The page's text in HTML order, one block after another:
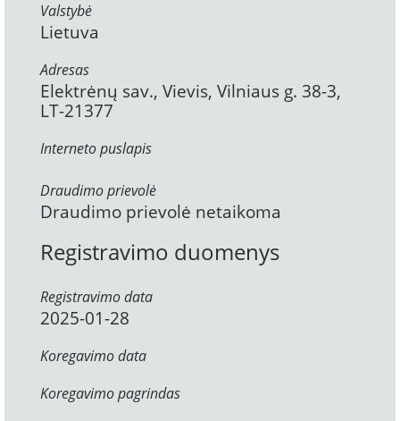
Valstybė
Lietuva
Adresas
Elektrėnų sav., Vievis, Vilniaus g. 38-3,
LT-21377
Interneto puslapis
Draudimo prievolė
Draudimo prievolė netaikoma
Registravimo duomenys
Registravimo data
2025-01-28
Koregavimo data
Koregavimo pagrindas